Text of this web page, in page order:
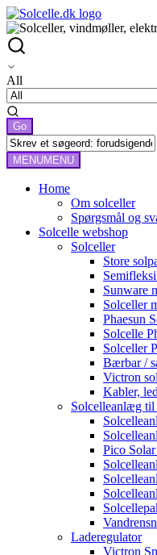
All
MENUMENU
Home
Om solceller
Spørgsmål og
Solcelle webshop
Solceller
Store
Sunware
Solceller
Phaesun
Solcelle
Solceller
Bærbar /
Victron
Kabler,
Solcelleanlæg til
Pico
Laderegulator
Victron